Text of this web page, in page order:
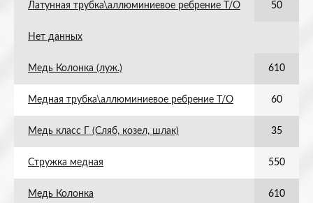
Латунная трубка\аллюминиевое ребрение Т/О 50
Нет данных
Медь Колонка (луж.) 610
Медная трубка\аллюминиевое ребрение Т/О 60
Медь класс Г (Сляб, козел, шлак) 35
Стружка медная 550
Медь Колонка 610